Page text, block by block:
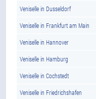
Veniselle in Dusseldorf
Veniselle in Frankfurt am Main
Veniselle in Hannover
Veniselle in Hamburg
Veniselle in Cochstedt
Veniselle in Friedrichshafen